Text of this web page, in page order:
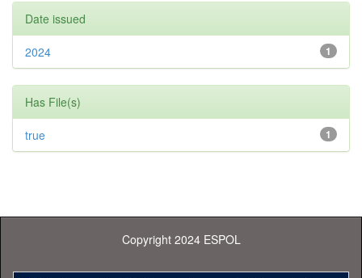
Date issued
1
2024
Has File(s)
1
true
Copyright 2024 ESPOL